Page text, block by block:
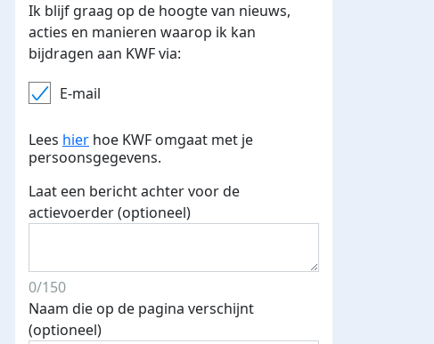
Ik blijf graag op de hoogte van nieuws,
acties en manieren waarop ik kan
bijdragen aan KWF via:
E-mail
Lees hier hoe KWF omgaat met je
persoonsgegevens.
Laat een bericht achter voor de
actievoerder (optioneel)
0/150
Naam die op de pagina verschijnt
(optioneel)